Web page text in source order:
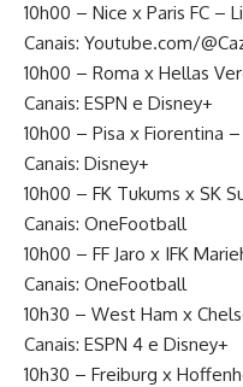
10h00 – Nice x Paris FC –
Canais: Youtube.com/
10h00 – Roma x Hellas
Canais: ESPN e Disney+
10h00 – Pisa x Fiorentina
Canais: Disney+
10h00 – FK Tukums x SK
Canais: OneFootball
10h00 – FF Jaro x IFK
Canais: OneFootball
10h30 – West Ham x
Canais: ESPN 4 e Disney+
10h30 – Freiburg x